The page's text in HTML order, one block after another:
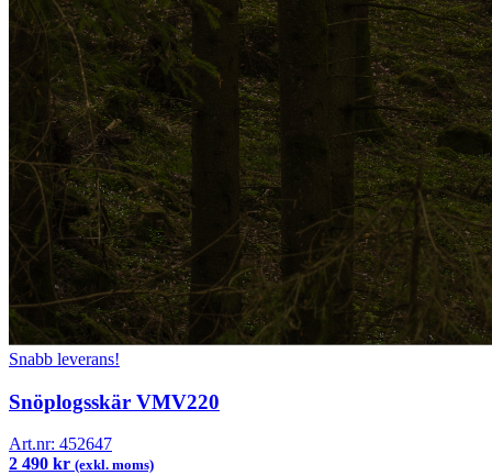
Snabb leverans!
Snöplogsskär VMV220
Art.nr: 452647
2 490 kr (exkl. moms)